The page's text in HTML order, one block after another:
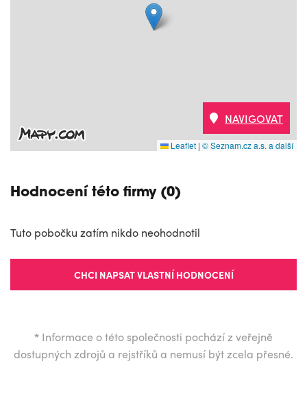
Leaflet | © Seznam.cz a.s. a další
NAVIGOVAT
Hodnocení této firmy (0)
Tuto pobočku zatím nikdo neohodnotil
CHCI NAPSAT VLASTNÍ HODNOCENÍ
* Informace o této společnosti pochází z veřejně
dostupných zdrojů a rejstříků a nemusí být zcela přesné.